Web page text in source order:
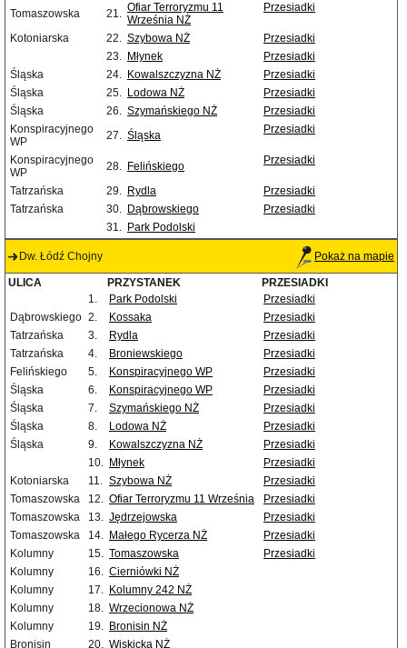
Tomaszowska
21. Ofiar Terroryzmu 11
Września NŻ
Przesiadki
Kotoniarska 22. Szybowa NŻ
Przesiadki
23. Młynek
Przesiadki
Śląska
24. Kowalszczyzna NŻ
Przesiadki
Śląska
25. Lodowa NŻ
Przesiadki
Śląska
26. Szymańskiego NŻ
Przesiadki
Konspiracyjnego
WP
27. Śląska Przesiadki
Konspiracyjnego
WP
28. Felińskiego Przesiadki
Tatrzańska 29. Rydla
Przesiadki
Tatrzańska
30. Dąbrowskiego
Przesiadki
31. Park Podolski
Dw. Łódź Chojny Pokaż na mapie
ULICA PRZYSTANEK
PRZESIADKI
1.
Park Podolski
Przesiadki
Dąbrowskiego 2. Kossaka
Przesiadki
Tatrzańska
3. Rydla
Przesiadki
Tatrzańska
4. Broniewskiego
Przesiadki
Felińskiego
5. Konspiracyjnego WP
Przesiadki
Śląska
6. Konspiracyjnego WP
Przesiadki
Śląska
7. Szymańskiego NŻ
Przesiadki
Śląska
8. Lodowa NŻ
Przesiadki
Śląska
9. Kowalszczyzna NŻ
Przesiadki
10. Młynek
Przesiadki
Kotoniarska
11. Szybowa NŻ
Przesiadki
Tomaszowska
12. Ofiar Terroryzmu 11 Września
Przesiadki
Tomaszowska
13. Jędrzejowska
Przesiadki
Tomaszowska
14. Małego Rycerza NŻ
Przesiadki
Kolumny
15. Tomaszowska
Przesiadki
Kolumny
16. Cierniówki NŻ
Kolumny
17. Kolumny 242 NŻ
Kolumny
18. Wrzecionowa NŻ
Kolumny
19. Bronisin NŻ
Bronisin
20. Wiskicka NŻ